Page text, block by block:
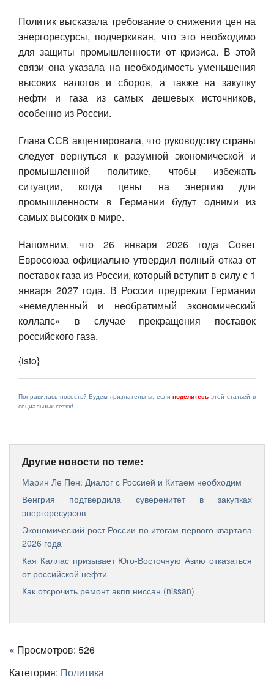
Политик высказала требование о снижении цен на
энергоресурсы, подчеркивая, что это необходимо
для защиты промышленности от кризиса. В этой
связи она указала на необходимость уменьшения
высоких налогов и сборов, а также на закупку
нефти и газа из самых дешевых источников,
особенно из России.
Глава ССВ акцентировала, что руководству страны
следует вернуться к разумной экономической и
промышленной политике, чтобы избежать
ситуации, когда цены на энергию для
промышленности в Германии будут одними из
самых высоких в мире.
Напомним, что 26 января 2026 года Совет
Евросоюза официально утвердил полный отказ от
поставок газа из России, который вступит в силу с 1
января 2027 года. В России предрекли Германии
«немедленный и необратимый экономический
коллапс» в случае прекращения поставок
российского газа.
{isto}
Понравилась новость? Будем признательны, еслиподелитесь этой статьей в
социальных сетях!
Другие новости по теме:
Марин Ле Пен: Диалог с Россией и Китаем необходим
Венгрия подтвердила суверенитет в закупках
энергоресурсов
Экономический рост России по итогам первого квартала
2026 года
Кая Каллас призывает Юго-Восточную Азию отказаться
от российской нефти
Как отсрочить ремонт акпп ниссан (nissan)
« Просмотров: 526
Категория: Политика